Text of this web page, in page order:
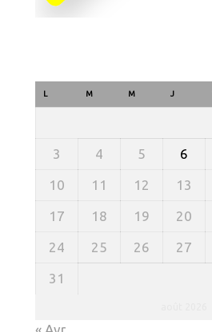
L M M J
3 4 5 6
10 11 12 13
17 18 19 20
24 25 26 27
31